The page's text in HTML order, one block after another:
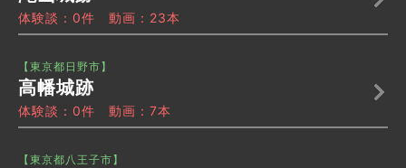
体験談：0件 動画：23本
【東京都日野市】
高幡城跡
体験談：0件 動画：7本
【東京都八王子市】